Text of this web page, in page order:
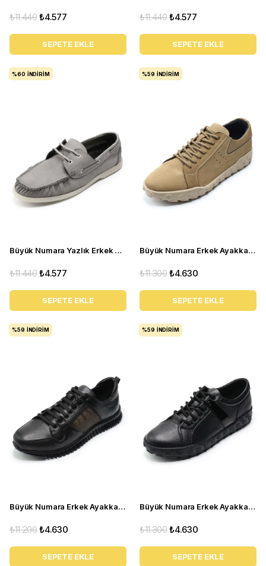
₺4.577
₺11.440
SEPETE EKLE
₺4.577
₺11.440
SEPETE EKLE
Büyük Numara Yazlık Erkek Ayakkabısı Utkan001 gri
₺4.577
₺11.440
SEPETE EKLE
%60 İNDIRIM
Büyük Numara Erkek Ayakkabı GOM8013 Kum
₺4.630
₺11.300
SEPETE EKLE
%59 İNDIRIM
Büyük Numara Erkek Ayakkabı TR4113 Siyah
₺4.630
₺11.200
SEPETE EKLE
%59 İNDIRIM
Büyük Numara Erkek Ayakkabı GOM6166 Siyah
₺4.630
₺11.300
SEPETE EKLE
%59 İNDIRIM